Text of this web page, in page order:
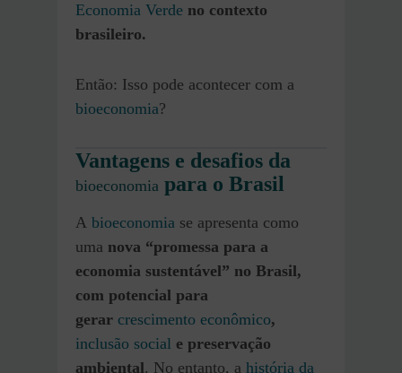
Economia Verde no contexto
brasileiro.
Então: Isso pode acontecer com a
bioeconomia?
Vantagens e desafios da
bioeconomia para o Brasil
A bioeconomia se apresenta como
uma nova “promessa para a
economia sustentável” no Brasil,
com potencial para
gerar crescimento econômico,
inclusão social e preservação
ambiental. No entanto, a história da